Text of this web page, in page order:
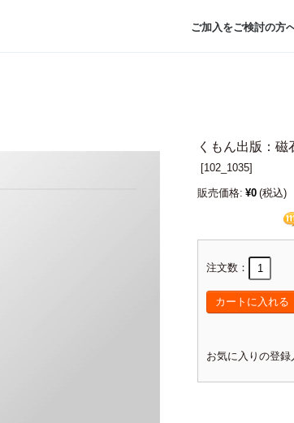
ご加入をご検討の方
くもん出版：磁
[102_1035]
販売価格: ¥0 (税込)
注文数：
カートに入れる
お気に入りの登録